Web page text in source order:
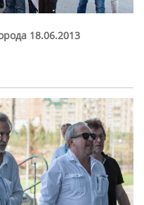
18.06.2013